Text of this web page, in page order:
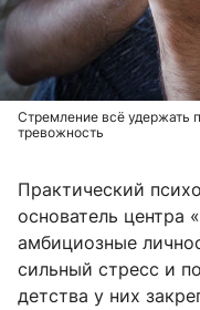
Стремление всё удержать
тревожность
Практический
основатель центра
амбициозные
сильный стресс и
детства у них